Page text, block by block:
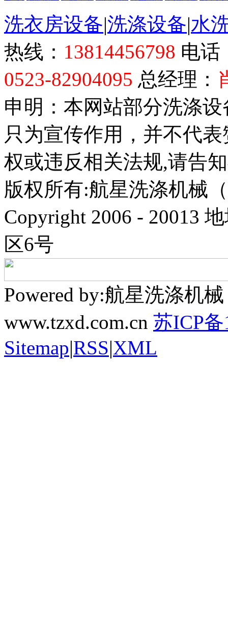
洗衣房设备|洗涤设备|水
热线： 13814456798 电话
0523-82904095 总经理：
申明：本网站部分洗涤
只为宣传作用，并不代
权或违反相关法规,请告
版权所有:航星洗涤机械
Copyright 2006 - 20013
区6号
Powered by:航星洗涤机
www.tzxd.com.cn 苏ICP
Sitemap|RSS|XML